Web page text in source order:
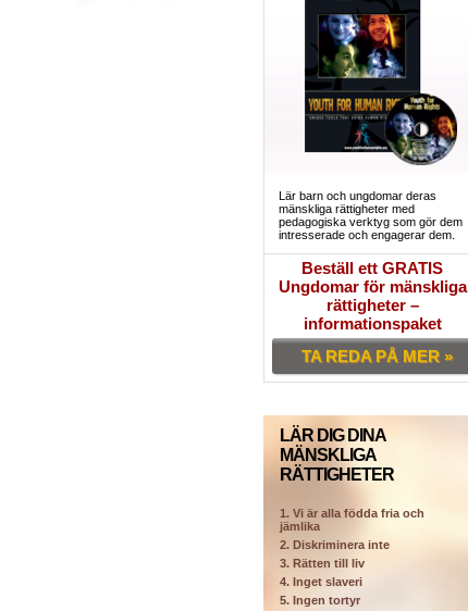
Lär barn och ungdomar deras
mänskliga rättigheter med
pedagogiska verktyg som gör dem
intresserade och engagerar dem.
Beställ ett GRATIS
Ungdomar för mänskliga
rättigheter –
informationspaket
TA REDA PÅ MER »
LÄR DIG DINA
MÄNSKLIGA
RÄTTIGHETER
1. Vi är alla födda fria och
jämlika
2. Diskriminera inte
3. Rätten till liv
4. Inget slaveri
5. Ingen tortyr